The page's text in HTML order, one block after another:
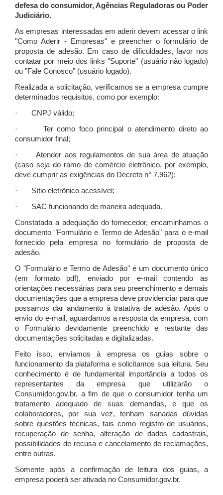
defesa do consumidor, Agências Reguladoras ou Poder
Judiciário.
As empresas interessadas em aderir devem acessar o link
"Como Aderir - Empresas" e preencher o formulário de
proposta de adesão. Em caso de dificuldades, favor nos
contatar por meio dos links "Suporte" (usuário não logado)
ou "Fale Conosco" (usuário logado).
Realizada a solicitação, verificamos se a empresa cumpre
determinados requisitos, como por exemplo:
· CNPJ válido;
· Ter como foco principal o atendimento direto ao
consumidor final;
· Atender aos regulamentos de sua área de atuação
(caso seja do ramo de comércio eletrônico, por exemplo,
deve cumprir as exigências do Decreto n° 7.962);
· Sítio eletrônico acessível;
· SAC funcionando de maneira adequada.
Constatada a adequação do fornecedor, encaminhamos o
documento "Formulário e Termo de Adesão" para o e-mail
fornecido pela empresa no formulário de proposta de
adesão.
O "Formulário e Termo de Adesão" é um documento único
(em formato pdf), enviado por e-mail contendo as
orientações necessárias para seu preenchimento e demais
documentações que a empresa deve providenciar para que
possamos dar andamento à tratativa de adesão. Após o
envio do e-mail, aguardamos a resposta da empresa, com
o Formulário devidamente preenchido e restante das
documentações solicitadas e digitalizadas.
Feito isso, enviamos à empresa os guias sobre o
funcionamento da plataforma e solicitamos sua leitura. Seu
conhecimento é de fundamental importância a todos os
representantes da empresa que utilizarão o
Consumidor.gov.br, a fim de que o consumidor tenha um
tratamento adequado de suas demandas, e que os
colaboradores, por sua vez, tenham sanadas dúvidas
sobre questões técnicas, tais como registro de usuários,
recuperação de senha, alteração de dados cadastrais,
possibilidades de recusa e cancelamento de reclamações,
entre outras.
Somente após a confirmação de leitura dos guias, a
empresa poderá ser ativada no Consumidor.gov.br.